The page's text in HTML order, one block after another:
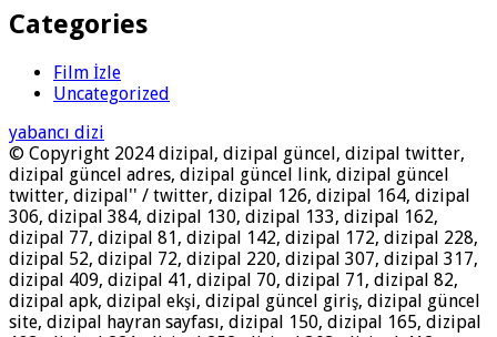
Categories
Film İzle
Uncategorized
yabancı dizi
© Copyright 2024 dizipal, dizipal güncel, dizipal twitter,
dizipal güncel adres, dizipal güncel link, dizipal güncel
twitter, dizipal'' / twitter, dizipal 126, dizipal 164, dizipal
306, dizipal 384, dizipal 130, dizipal 133, dizipal 162,
dizipal 77, dizipal 81, dizipal 142, dizipal 172, dizipal 228,
dizipal 52, dizipal 72, dizipal 220, dizipal 307, dizipal 317,
dizipal 409, dizipal 41, dizipal 70, dizipal 71, dizipal 82,
dizipal apk, dizipal ekşi, dizipal güncel giriş, dizipal güncel
site, dizipal hayran sayfası, dizipal 150, dizipal 165, dizipal